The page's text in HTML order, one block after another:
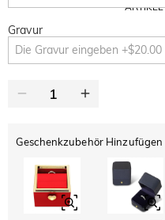
ARTIKEL
Gravur
Geschenkzubehör Hinzufügen